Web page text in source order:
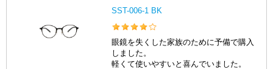
SST-006-1 BK
眼鏡を失くした家族のために予備で購入
しました。
軽くて使いやすいと喜んでいました。